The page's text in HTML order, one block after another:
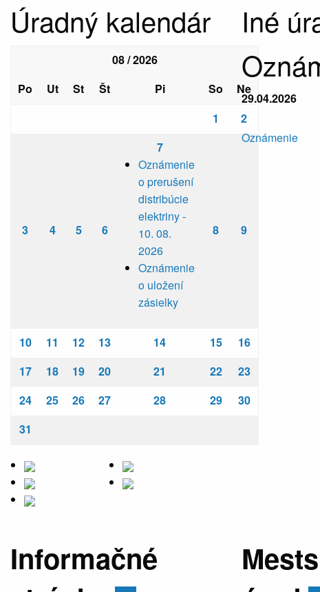
Úradný kalendár
08 / 2026
Po
Ut St Št Pi So
Ne
1
2
3 4 5 6
7
Oznámenie
o prerušení
distribúcie
elektriny -
10. 08.
2026
Oznámenie
o uložení
zásielky
8 9
10 11 12 13 14 15
16
17
18 19 20 21 22
23
24
25 26 27 28 29
30
31
Iné
29.04.2026
Oznámenie
Informačné